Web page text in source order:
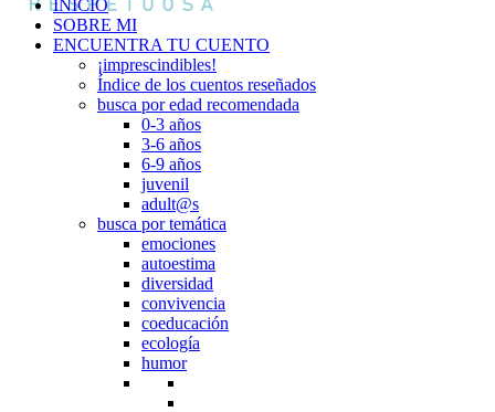
INICIO
SOBRE MI
ENCUENTRA TU CUENTO
¡imprescindibles!
Índice de los cuentos reseñados
busca por edad recomendada
0-3 años
3-6 años
6-9 años
juvenil
adult@s
busca por temática
emociones
autoestima
diversidad
convivencia
coeducación
ecología
humor